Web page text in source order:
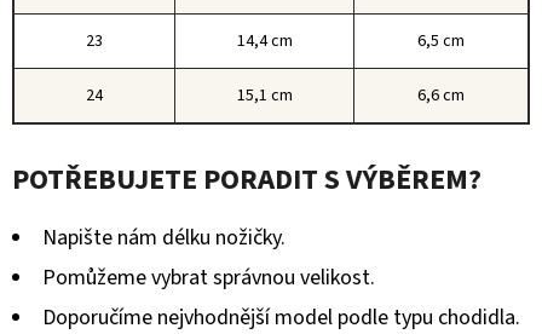
23 14,4 cm 6,5 cm
24 15,1 cm 6,6 cm
POTŘEBUJETE PORADIT S VÝBĚREM?
Napište nám délku nožičky.
Pomůžeme vybrat správnou velikost.
Doporučíme nejvhodnější model podle typu chodidla.